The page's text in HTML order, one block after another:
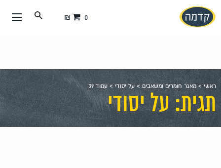
עבור
אל
0 ₪
ראשי >מאגר חומרים ומשאבים> על יסודי>עמוד 39
תגית: על יסודי